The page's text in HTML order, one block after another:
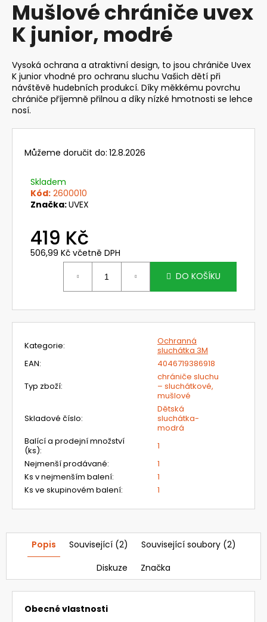
produktu
je
0,0
hvězdiček.
Mušlové chrániče uvex
K junior, modré
Vysoká ochrana a atraktivní design, to jsou chrániče Uvex
K junior vhodné pro ochranu sluchu Vašich dětí při
návštěvě hudebních produkcí. Díky měkkému povrchu
chrániče příjemně přilnou a díky nízké hmotnosti se lehce
nosí.
Můžeme doručit do: 12.8.2026
Skladem
Kód: 2600010
Značka:UVEX
419 Kč
506,99 Kč včetně DPH
DO KOŠÍKU
Kategorie:
Ochranná
sluchátka 3M
EAN:
4046719386918
Typ zboží:
chrániče sluchu
– sluchátkové,
mušlové
Skladové číslo:
Dětská
sluchátka-
modrá
Balící a prodejní množství
(ks):
1
Nejmenší prodávané:
1
Ks v nejmenším balení:
1
Ks ve skupinovém balení: 1
Popis Související (2)
Související soubory (2)
Diskuze
Značka
Obecné vlastnosti
a
j
í
t
?
e
m
NEHOŘLAVÉ
JAKUB
190